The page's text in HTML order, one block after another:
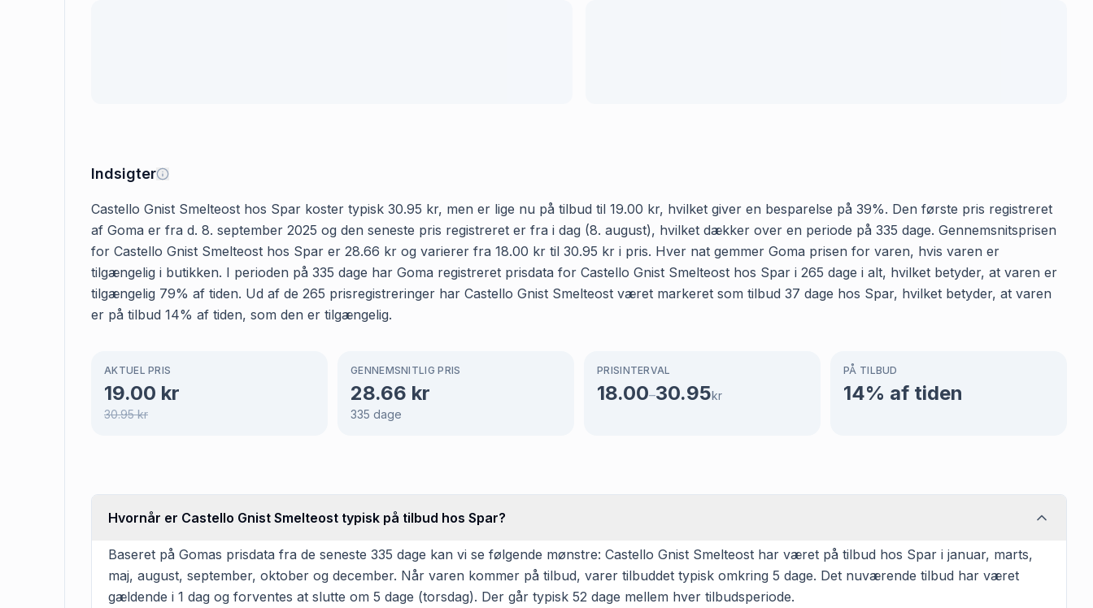
Indsigter
Castello Gnist Smelteost hos Spar koster typisk 30.95 kr, men er lige nu på tilbud til 19.00 kr, hvilket giver en besparelse på 39%. Den første pris registreret
af Goma er fra d. 8. september 2025 og den seneste pris registreret er fra i dag (8. august), hvilket dækker over en periode på 335 dage. Gennemsnitsprisen
for Castello Gnist Smelteost hos Spar er 28.66 kr og varierer fra 18.00 kr til 30.95 kr i pris. Hver nat gemmer Goma prisen for varen, hvis varen er
tilgængelig i butikken. I perioden på 335 dage har Goma registreret prisdata for Castello Gnist Smelteost hos Spar i 265 dage i alt, hvilket betyder, at varen er
tilgængelig 79% af tiden. Ud af de 265 prisregistreringer har Castello Gnist Smelteost været markeret som tilbud 37 dage hos Spar, hvilket betyder, at varen
er på tilbud 14% af tiden, som den er tilgængelig.
AKTUEL PRIS
19.00 kr
30.95kr
GENNEMSNITLIG PRIS
28.66 kr
335 dage
PRISINTERVAL
18.00–30.95kr
PÅ TILBUD
14% af tiden
Hvornår er Castello Gnist Smelteost typisk på tilbud hos Spar?
Baseret på Gomas prisdata fra de seneste 335 dage kan vi se følgende mønstre: Castello Gnist Smelteost har været på tilbud hos Spar i januar, marts,
maj, august, september, oktober og december. Når varen kommer på tilbud, varer tilbuddet typisk omkring 5 dage. Det nuværende tilbud har været
gældende i 1 dag og forventes at slutte om 5 dage (torsdag). Der går typisk 52 dage mellem hver tilbudsperiode.